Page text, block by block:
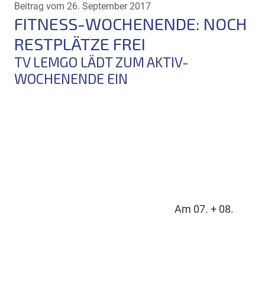
Beitrag vom 26. September 2017
FITNESS-WOCHENENDE: NOCH
RESTPLÄTZE FREI
TV LEMGO LÄDT ZUM AKTIV-
WOCHENENDE EIN
Am 07. + 08.